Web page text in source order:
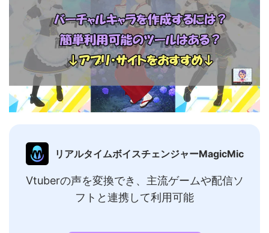
リアルタイムボイスチェンジャーMagicMic
Vtuberの声を変換でき、主流ゲームや配信ソ
フトと連携して利用可能